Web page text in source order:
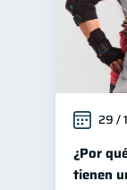
29 /
¿Por
tienen